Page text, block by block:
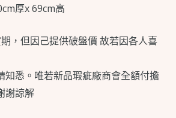
厚x 69cm高
，但因己提供破盤價 故若因各人喜
知悉。唯若新品瑕疵廠商會全額付擔
謝諒解